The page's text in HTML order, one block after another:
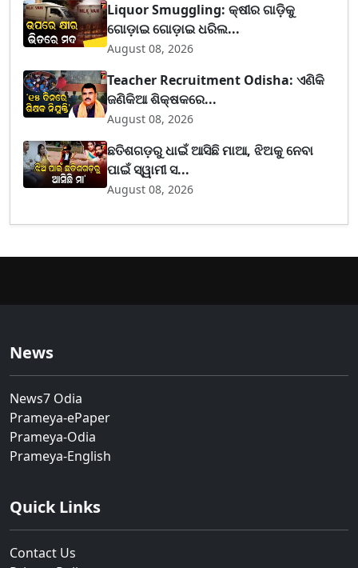
Liquor Smuggling: କ୍ଷୀର ଗାଡ଼ିକୁ
ଗୋଡ଼ାଇ ଗୋଡ଼ାଇ ଧରିଲ...
August 08, 2026
Teacher Recruitment Odisha: ଏଣିକି
ଜଣିକିଆ ଶିକ୍ଷକରେ...
August 08, 2026
ଛତିଶଗଡ଼ରୁ ଧାଇଁ ଆସିଛି ମାଆ, ଝିଅକୁ ନେବା
ପାଇଁ ସ୍ୱାମୀ ସ...
August 08, 2026
News
News7 Odia
Prameya-ePaper
Prameya-Odia
Prameya-English
Quick Links
Contact Us